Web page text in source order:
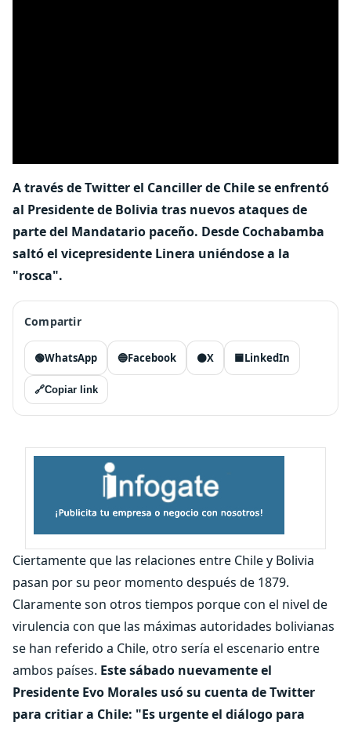
A través de Twitter el Canciller de Chile se enfrentó
al Presidente de Bolivia tras nuevos ataques de
parte del Mandatario paceño. Desde Cochabamba
saltó el vicepresidente Linera uniéndose a la
"rosca".
Compartir
🟢WhatsApp 🔵Facebook ⚫X 🟦LinkedIn
🔗Copiar link
Ciertamente que las relaciones entre Chile y Bolivia
pasan por su peor momento después de 1879.
Claramente son otros tiempos porque con el nivel de
virulencia con que las máximas autoridades bolivianas
se han referido a Chile, otro sería el escenario entre
ambos países. Este sábado nuevamente el
Presidente Evo Morales usó su cuenta de Twitter
para critiar a Chile: "Es urgente el diálogo para